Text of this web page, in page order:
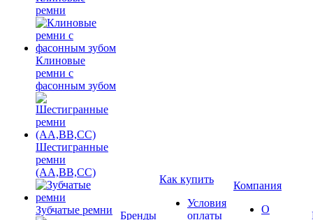
ремни
Клиновые
ремни с
фасонным зубом
Шестигранные
ремни
(AA,BB,CC)
Зубчатые ремни Бренды
Как купить
Условия
оплаты
Компания
О